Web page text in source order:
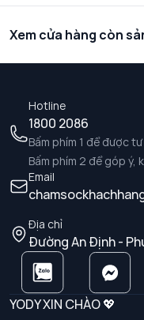
Xem cửa hàng còn
Hotline
1800 2086
Bấm phím 1 để được
Bấm phím 2 để góp ý,
Email
Địa chỉ
Đường An Định -
YODY XIN CHÀO 💖